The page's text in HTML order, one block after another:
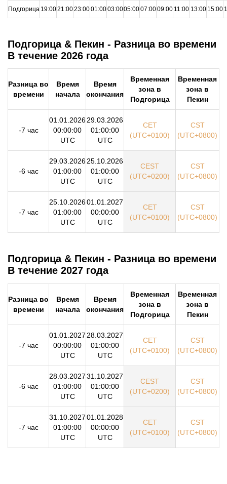
Подгорица 19:0021:0023:0001:0003:0005:0007:0009:00 11:00 13:00 15:00
Подгорица & Пекин - Разница во времени
В течение 2026 года
Разница во
времени
Время
начала
Время
окончания
Временная
зона в
Подгорица
Временная
зона в
Пекин
-7 час
01.01.2026
00:00:00
UTC
29.03.2026
01:00:00
UTC
CET
(UTC+0100)
CST
(UTC+0800)
-6 час
29.03.2026
01:00:00
UTC
25.10.2026
01:00:00
UTC
CEST
(UTC+0200)
CST
(UTC+0800)
-7 час
25.10.2026
01:00:00
UTC
01.01.2027
00:00:00
UTC
CET
(UTC+0100)
CST
(UTC+0800)
Подгорица & Пекин - Разница во времени
В течение 2027 года
Разница во
времени
Время
начала
Время
окончания
Временная
зона в
Подгорица
Временная
зона в
Пекин
-7 час
01.01.2027
00:00:00
UTC
28.03.2027
01:00:00
UTC
CET
(UTC+0100)
CST
(UTC+0800)
-6 час
28.03.2027
01:00:00
UTC
31.10.2027
01:00:00
UTC
CEST
(UTC+0200)
CST
(UTC+0800)
-7 час
31.10.2027
01:00:00
UTC
01.01.2028
00:00:00
UTC
CET
(UTC+0100)
CST
(UTC+0800)